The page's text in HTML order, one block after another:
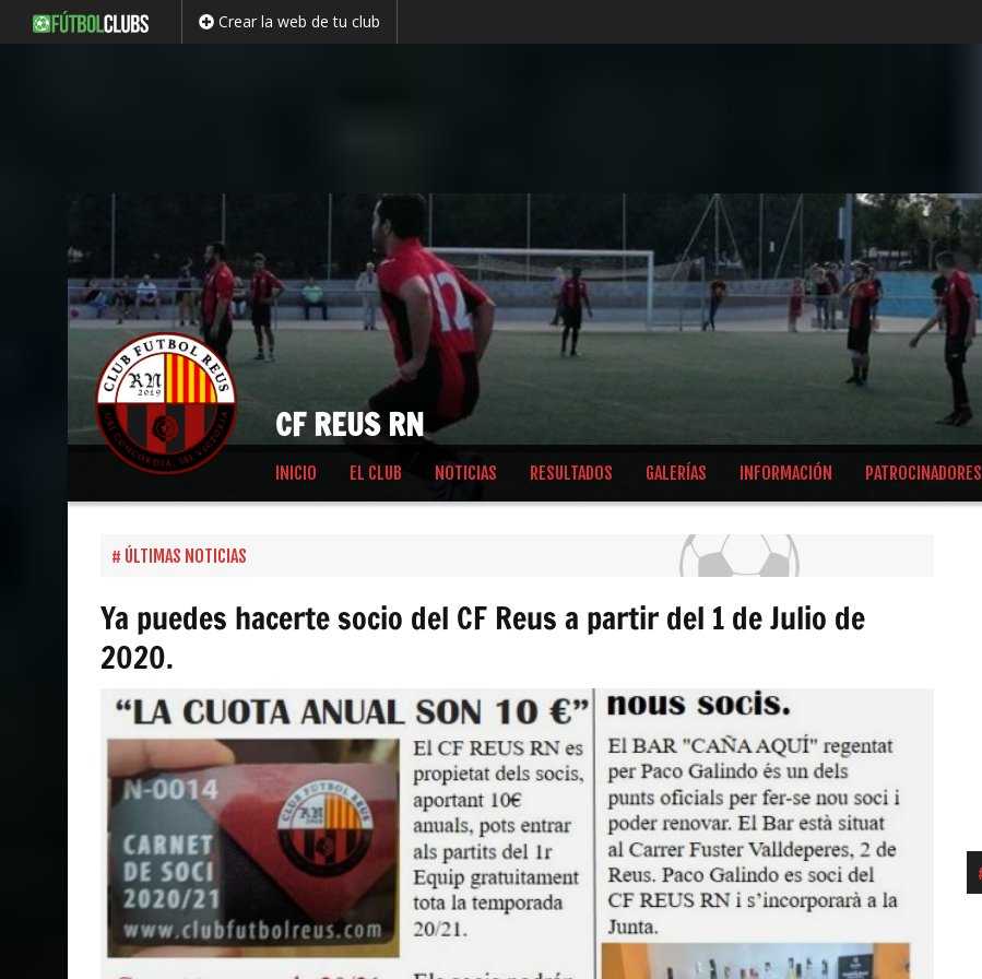
Crear la web de tu club
CF REUS RN
contenido
INICIO EL CLUB NOTICIAS RESULTADOS GALERÍAS INFORMACIÓN PATROCINADORES
ÚLTIMAS NOTICIAS
Ya puedes hacerte socio del CF Reus a partir del 1 de Julio de
2020.